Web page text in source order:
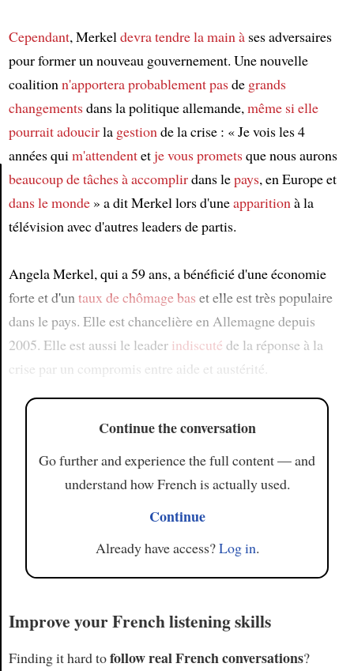
Article
Cependant, Merkeldevra tendre la main àses adversaires
pour former un nouveau gouvernement. Une nouvelle
coalitionn'apportera probablement pasde grands
changementsdans la politique allemande,même sielle
pourrait adoucirla gestionde la crise : « Je vois les 4
années quim'attendentetje vous prometsque nous aurons
beaucoup de tâches à accomplirdans lepays, en Europe et
dans le monde» a dit Merkel lors d'uneapparitionà la
télévision avec d'autres leaders de partis.
Angela Merkel, qui a 59 ans, a bénéficié d'une économie
forte et d'untaux de chômage bas et elle est très populaire
dans le pays. Elle est chancelière en Allemagne depuis
2005. Elle est aussi le leader indiscuté de la réponse à la
crise par un compromis entre aide et austérité.
Continue the conversation
Go further and experience the full content — and
understand how French is actually used.
Continue
Already have access?Log in.
Improve your French listening skills
Finding it hard tofollow real French conversations?